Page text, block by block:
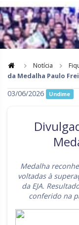
Amazonas
Bahia
Goiás
Minas Gerais
Rio de Janeiro
Rondônia
Rio Grande do Sul
Notícia
da Medalha Paulo
03/06/2026 Undime
Medalha
voltadas à
da EJA.
conferido na